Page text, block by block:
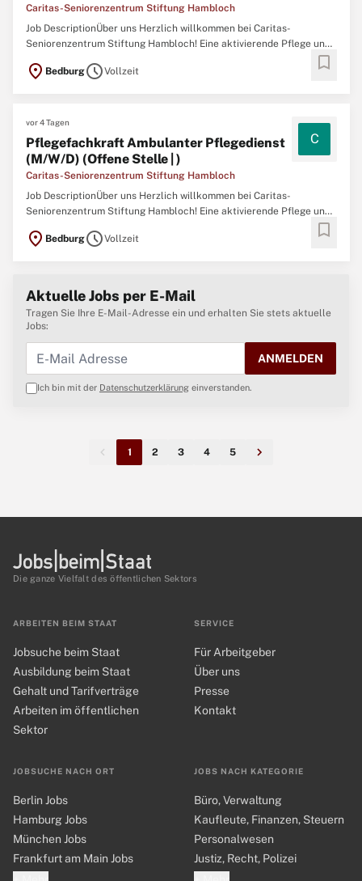
Caritas-Seniorenzentrum Stiftung Hambloch
Job DescriptionÜber uns Herzlich willkommen bei Caritas-
Seniorenzentrum Stiftung Hambloch! Eine aktivierende Pflege und
ganzheitliche Betreuung wird gemeinsam mit den Bewohner:innen,
den Angehörigen und den Ärzt:innen geplant. Dafür arbeitet unser
location_on BedburgscheduleVollzeit bookmark
vor 4 Tagen
Pflegefachkraft Ambulanter Pflegedienst
(M/W/D) (Offene Stelle | )
Caritas-Seniorenzentrum Stiftung Hambloch
C
Job DescriptionÜber uns Herzlich willkommen bei Caritas-
Seniorenzentrum Stiftung Hambloch! Eine aktivierende Pflege und
ganzheitliche Betreuung wird gemeinsam mit den Bewohner:innen,
den Angehörigen und den Ärzt:innen geplant. Dafür arbeitet unser
location_on BedburgscheduleVollzeit bookmark
Aktuelle Jobs per E-Mail
Tragen Sie Ihre E-Mail-Adresse ein und erhalten Sie stets aktuelle
Jobs:
ANMELDEN
Ich bin mit der Datenschutzerklärung einverstanden.
1 2 3 4 5
Die ganze Vielfalt des öffentlichen Sektors
ARBEITEN BEIM STAAT
Jobsuche beim Staat
Ausbildung beim Staat
Gehalt und Tarifverträge
Arbeiten im öffentlichen
Sektor
JOBSUCHE NACH ORT
Berlin Jobs
Hamburg Jobs
München Jobs
Frankfurt am Main Jobs
JOBS NACH KATEGORIE
Büro, Verwaltung
Kaufleute, Finanzen, Steuern
Personalwesen
Justiz, Recht, Polizei
SERVICE
Für Arbeitgeber
Über uns
Presse
Kontakt